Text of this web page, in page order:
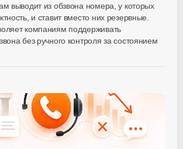
выводит из обзвона номера, у которых
и ставит вместо них резервные.
компаниям поддерживать
без ручного контроля за состоянием